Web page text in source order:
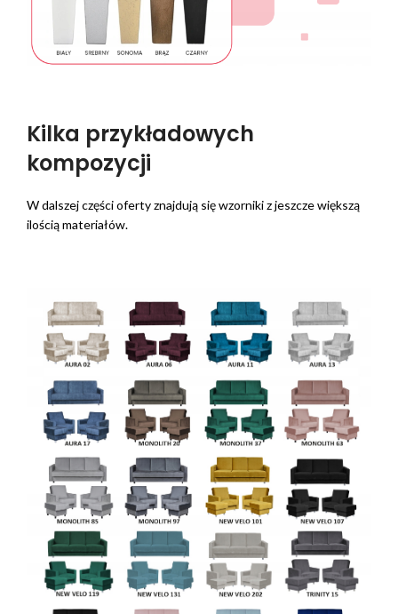
Kilka przykładowych
kompozycji
W dalszej części oferty znajdują się wzorniki z jeszcze większą
ilością materiałów.